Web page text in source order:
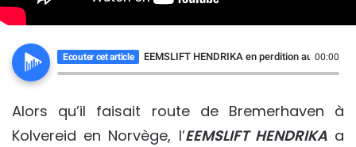
Ecouter cet article EEMSLIFT HENDRIKA en perdition au large
00:00
Alors qu’il faisait route de Bremerhaven à
Kolvereid en Norvège, l’EEMSLIFT HENDRIKAa